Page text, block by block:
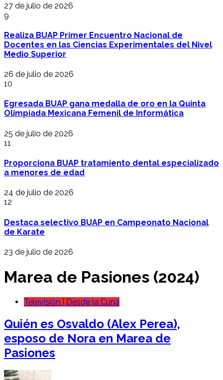
27 de julio de 2026
9
Realiza BUAP Primer Encuentro Nacional de
Docentes en las Ciencias Experimentales del Nivel
Medio Superior
26 de julio de 2026
10
Egresada BUAP gana medalla de oro en la Quinta
Olimpiada Mexicana Femenil de Informática
25 de julio de 2026
11
Proporciona BUAP tratamiento dental especializado
a menores de edad
24 de julio de 2026
12
Destaca selectivo BUAP en Campeonato Nacional
de Karate
23 de julio de 2026
Marea de Pasiones (2024)
Televisión | Desde la Cuna
Quién es Osvaldo (Alex Perea),
esposo de Nora en Marea de
Pasiones